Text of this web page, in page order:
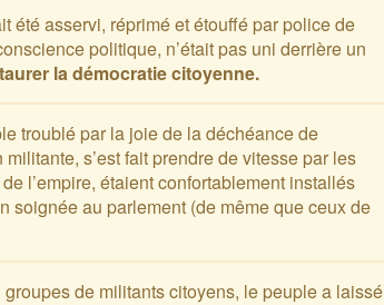
été asservi, réprimé et étouffé par police de
politique, n’était pas uni derrière un
la démocratie citoyenne.
troublé par la joie de la déchéance de
s’est fait prendre de vitesse par les
l’empire, étaient confortablement installés
soignée au parlement (de même que ceux de
de militants citoyens, le peuple a laissé